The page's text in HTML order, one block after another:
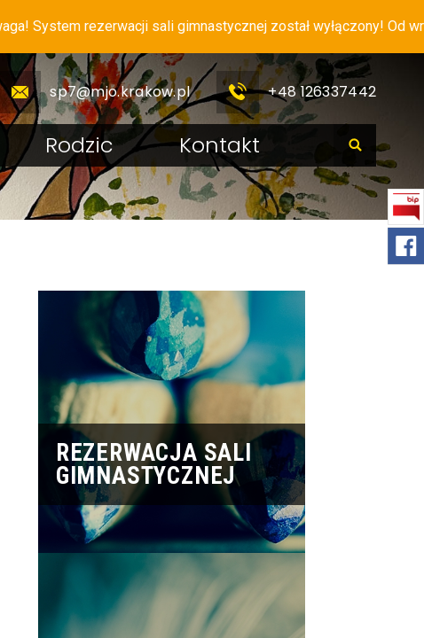
System rezerwacji sali gimnastycznej został wyłączony! Od
sp7@mjo.krakow.pl +48 126337442
Rodzic Kontakt
REZERWACJA SALI
GIMNASTYCZNEJ